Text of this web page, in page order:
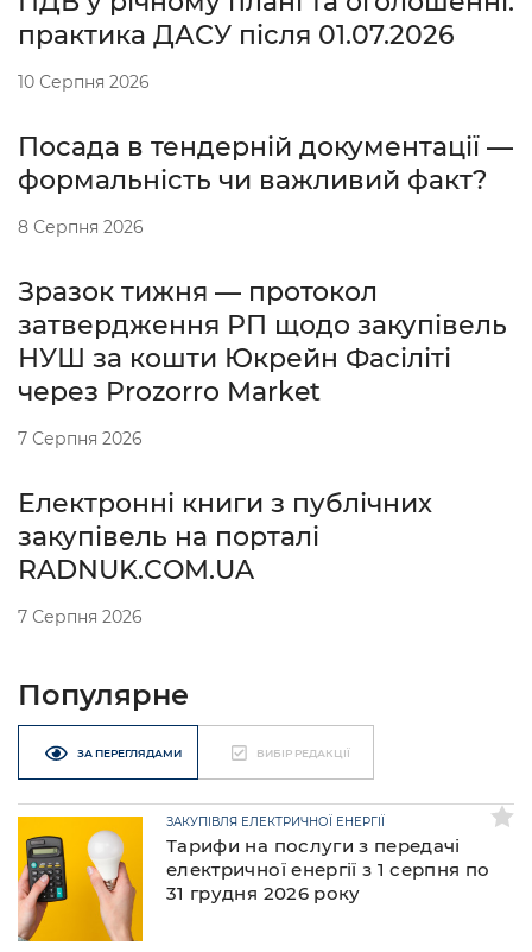
практика ДАСУ після 01.07.2026
10 Серпня 2026
Посада в тендерній документації —
формальність чи важливий факт?
8 Серпня 2026
Зразок тижня — протокол
затвердження РП щодо закупівель
НУШ за кошти Юкрейн Фасіліті
через Prozorro Market
7 Серпня 2026
Електронні книги з публічних
закупівель на порталі
RADNUK.COM.UA
7 Серпня 2026
Популярне
ЗА ПЕРЕГЛЯДАМИ ВИБІР РЕДАКЦІЇ
Тарифи на послуги з передачі
електричної енергії з 1 серпня по
31 грудня 2026 року
ЗАКУПІВЛЯ ЕЛЕКТРИЧНОЇ ЕНЕРГІЇ